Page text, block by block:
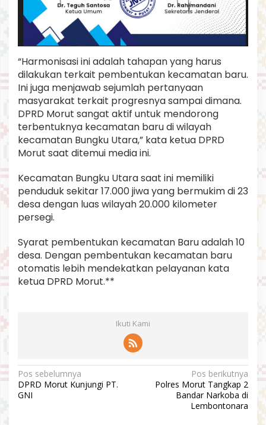
“Harmonisasi ini adalah tahapan yang harus
dilakukan terkait pembentukan kecamatan baru.
Ini juga menjawab sejumlah pertanyaan
masyarakat terkait progresnya sampai dimana.
DPRD Morut sangat aktif untuk mendorong
terbentuknya kecamatan baru di wilayah
kecamatan Bungku Utara,” kata ketua DPRD
Morut saat ditemui media ini.
Kecamatan Bungku Utara saat ini memiliki
penduduk sekitar 17.000 jiwa yang bermukim di 23
desa dengan luas wilayah 20.000 kilometer
persegi.
Syarat pembentukan kecamatan Baru adalah 10
desa. Dengan pembentukan kecamatan baru
otomatis lebih mendekatkan pelayanan kata
ketua DPRD Morut.**
Ikuti Kami
N
a
Pos sebelumnya
DPRD Morut Kunjungi PT.
GNI
Pos berikutnya
Polres Morut Tangkap 2
Bandar Narkoba di
Lembontonara